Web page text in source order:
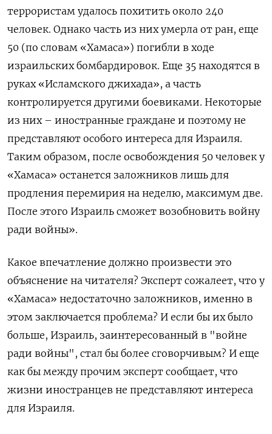
террористам удалось похитить около 240
человек. Однако часть из них умерла от ран, еще
50 (по словам «Хамаса») погибли в ходе
израильских бомбардировок. Еще 35 находятся в
руках «Исламского джихада», а часть
контролируется другими боевиками. Некоторые
из них – иностранные граждане и поэтому не
представляют особого интереса для Израиля.
Таким образом, после освобождения 50 человек у
«Хамаса» останется заложников лишь для
продления перемирия на неделю, максимум две.
После этого Израиль сможет возобновить войну
ради войны».
Какое впечатление должно произвести это
объяснение на читателя? Эксперт сожалеет, что у
«Хамаса» недостаточно заложников, именно в
этом заключается проблема? И если бы их было
больше, Израиль, заинтересованный в "войне
ради войны", стал бы более сговорчивым? И еще
как бы между прочим эксперт сообщает, что
жизни иностранцев не представляют интереса
для Израиля.